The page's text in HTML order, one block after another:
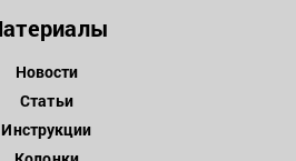
Новости
Статьи
Инструкции